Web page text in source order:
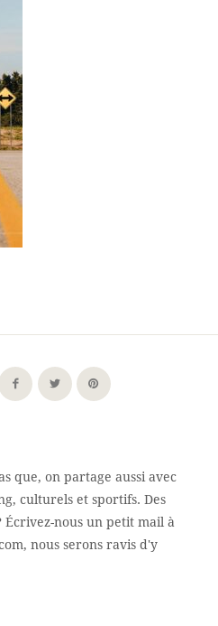
que, on partage aussi avec
culturels et sportifs. Des
Écrivez-nous un petit mail à
nous serons ravis d'y